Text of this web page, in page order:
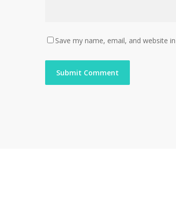
Save my name, email, and website